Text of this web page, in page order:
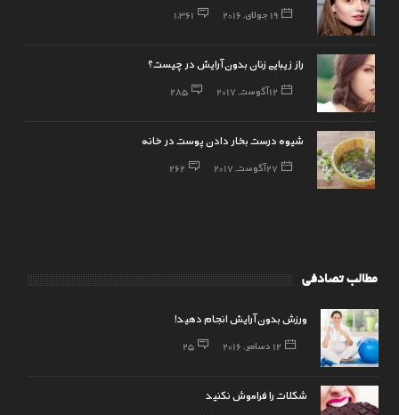
19 جولای, 2016 1,361
راز زیبایی زنان بدون آرایش در چیست؟
12 آگوست, 2017 285
شیوه درست بخار دادن پوست در خانه
27 آگوست, 2017 262
مطالب تصادفی
ورزش بدون آرایش انجام دهید!
12 دسامبر, 2016 25
شکلات را فراموش نکنید